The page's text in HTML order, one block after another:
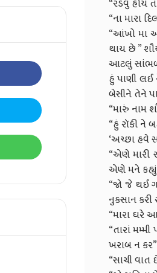
“રડવું હોય
“ના મારા
“આંખો મા
થાય છે ”
આટલું
હું પાણી લઈ
બેસીને તેને
“મારું નામ
“હું રૉકી ને
‘અચ્છા હવે
“એણે મારી
એણે મને કહ્યું
“જો જે થઈ
નુકસાન કરી
“મારા ઘરે
“તારાં
ખરાબ ન
“સાચી વાત